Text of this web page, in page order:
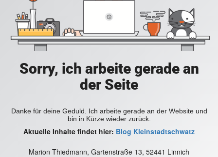
Sorry, ich arbeite gerade an
der Seite
Danke für deine Geduld. Ich arbeite gerade an der Website und
bin in Kürze wieder zurück.
Aktuelle Inhalte findet hier: Blog Kleinstadtschwatz
Marion Thiedmann, Gartenstraße 13, 52441 Linnich